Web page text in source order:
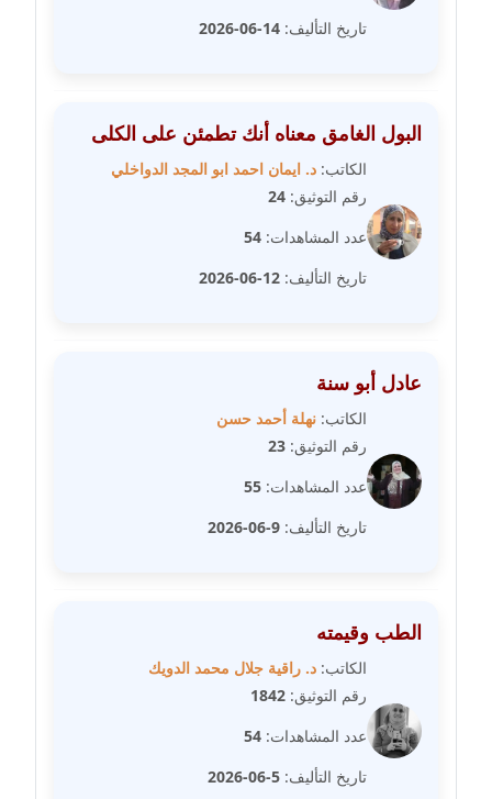
مدونة طلبة رضوان
مدونة طه ابوزيد
عاملة
مدونة طه عبد الوهاب
عاملة
مدونة عاصم عرابي
عاملة
مدونة عبد الرحمن محمد
مدونة عبد الكريم موسى
عاملة
مدونة عبير بسيوني
مدونة عبير سعد
تاريخ التأليف: 14-06-2026
البول الغامق معناه أنك تطمئن على الكلى
الكاتب: د. ايمان احمد ابو المجد الدواخلي
رقم التوثيق: 24
عدد المشاهدات: 54
تاريخ التأليف: 12-06-2026
عادل أبو سنة
الكاتب: نهلة أحمد حسن
رقم التوثيق: 23
عدد المشاهدات: 55
تاريخ التأليف: 9-06-2026
الطب وقيمته
الكاتب: د. راقية جلال محمد الدويك
رقم التوثيق: 1842
عدد المشاهدات: 54
تاريخ التأليف: 5-06-2026